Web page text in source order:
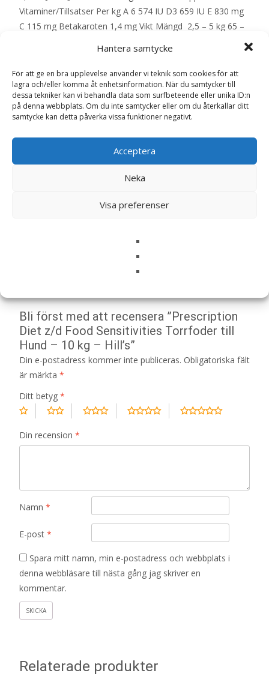
Hantera samtycke
För att ge en bra upplevelse använder vi teknik som cookies för att
lagra och/eller komma åt enhetsinformation. När du samtycker till
dessa tekniker kan vi behandla data som surfbeteende eller unika ID:n
på denna webbplats. Om du inte samtycker eller om du återkallar ditt
samtycke kan detta påverka vissa funktioner negativt.
Acceptera
Neka
Visa preferenser
Vitaminer/Tillsatser Per kg A 6 574 IU D3 659 IU E 830 mg
C 115 mg Betakaroten 1,4 mg Vikt Mängd 2,5 – 5 kg 65 –
105 g 5 – 10 kg 105 – 180 g 10 – 20 kg 180 – 300 g 20 – 30
kg 300 – 410 g 30 – 40 kg 410 – 505 g 40 – 50 kg 505 –
550 g – EAN: 052742040417
LÄS MERA & KÖP
Kategorier:Allergi
Hundmat,Veterinärfoder Etikett:Hills
Bli först med att recensera ”Prescription
Diet z/d Food Sensitivities Torrfoder till
Hund – 10 kg – Hill’s”
Din e-postadress kommer inte publiceras. Obligatoriska fält
är märkta *
Ditt betyg *
Din recension *
Namn *
E-post *
Spara mitt namn, min e-postadress och webbplats i
denna webbläsare till nästa gång jag skriver en
kommentar.
Relaterade produkter